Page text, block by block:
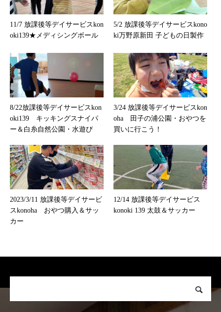
11/7 放課後等デイサービスkon
oki139★メディシングボール
5/2 放課後等デイサービスkono
ki万野原新田 子どもの日製作
8/22放課後等デイサービスkon
oki139 キッキングスナイパ
ー＆白糸自然公園・水遊び
3/24 放課後等デイサービスkon
oha 田子の浦公園・おやつを
買いに行こう！
2023/3/11 放課後等デイサービ
スkonoha おやつ購入＆サッ
カー
12/14 放課後等デイサービス
konoki 139 太鼓＆サッカー